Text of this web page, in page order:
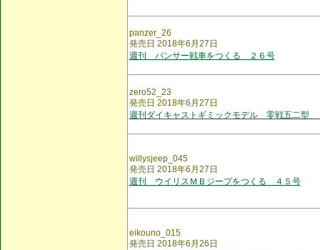
panzer_26
発売日 2018年6月27日
週刊 パンサー戦車をつくる ２６号
zero52_23
発売日 2018年6月27日
週刊ダイキャストギミックモデル 零戦五二型
willysjeep_045
発売日 2018年6月27日
週刊 ウイリスＭＢジープをつくる ４５号
eikouno_015
発売日 2018年6月26日